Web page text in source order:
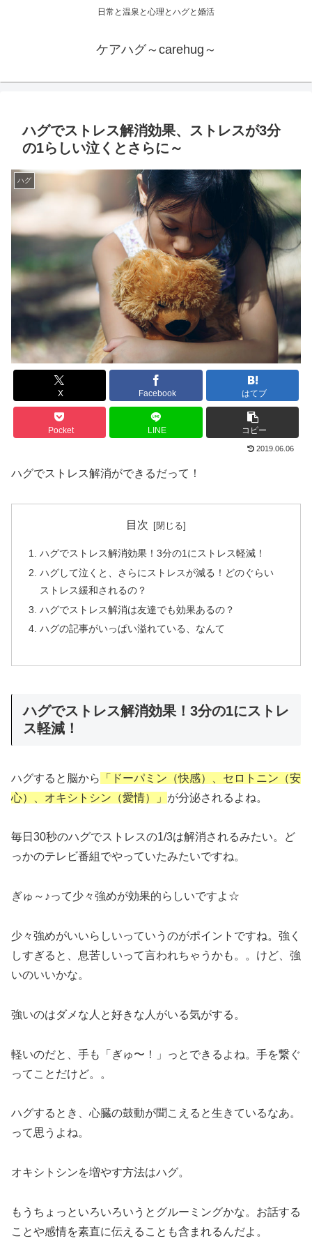
日常と温泉と心理とハグと婚活
ケアハグ～carehug～
ハグでストレス解消効果、ストレスが3分
の1らしい泣くとさらに～
ハグ
X Facebook はてブ
Pocket LINE コピー
2019.06.06
ハグでストレス解消ができるだって！
目次
ハグでストレス解消効果！3分の1にストレス軽減！
ハグして泣くと、さらにストレスが減る！どのぐらい
ストレス緩和されるの？
ハグでストレス解消は友達でも効果あるの？
ハグの記事がいっぱい溢れている、なんて
ハグでストレス解消効果！3分の1にストレ
ス軽減！
ハグすると脳から
「ドーパミン（快感）、セロトニン（安
心）、オキシトシン（愛情）」 が分泌されるよね。
毎日30秒のハグでストレスの1/3は解消されるみたい。ど
っかのテレビ番組でやっていたみたいですね。
ぎゅ～♪って少々強めが効果的らしいですよ☆
少々強めがいいらしいっていうのがポイントですね。強く
しすぎると、息苦しいって言われちゃうかも。。けど、強
いのいいかな。
強いのはダメな人と好きな人がいる気がする。
軽いのだと、手も「ぎゅ〜！」っとできるよね。手を繋ぐ
ってことだけど。。
ハグするとき、心臓の鼓動が聞こえると生きているなあ。
って思うよね。
オキシトシンを増やす方法はハグ。
もうちょっといろいろいうとグルーミングかな。お話する
ことや感情を素直に伝えることも含まれるんだよ。